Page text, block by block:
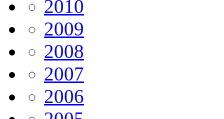
2010
2009
2008
2007
2006